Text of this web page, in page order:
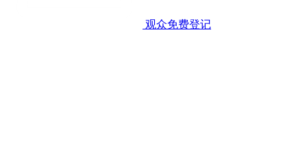
观众免费登记